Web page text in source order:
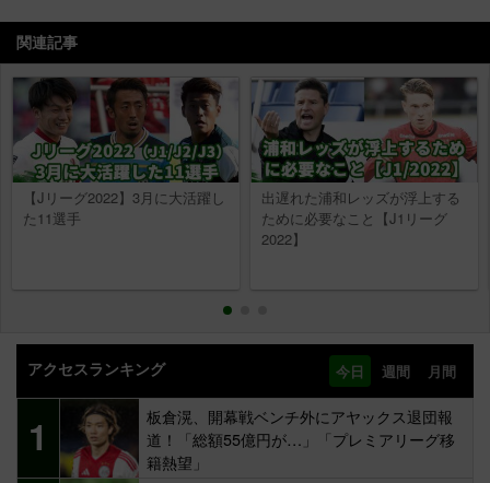
関連記事
【Jリーグ2022】3月に大活躍し
た11選手
出遅れた浦和レッズが浮上する
ために必要なこと【J1リーグ
2022】
アクセスランキング 今日 週間 月間
1
板倉滉、開幕戦ベンチ外にアヤックス退団報
道！「総額55億円が…」「プレミアリーグ移
籍熱望」